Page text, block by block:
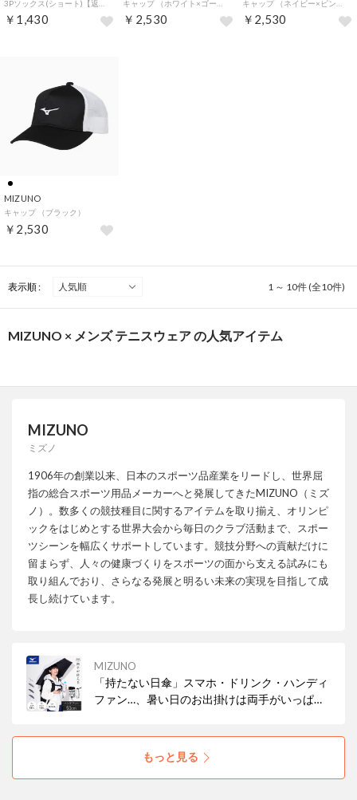
￥1,430 ￥2,530 ￥2,530
MIZUNO
キャップ （ブラック）
￥2,530
表示順 : 1 ～ 10件 (全10件)
MIZUNO × メンズ テニスウェア の人気アイテム
MIZUNO
ミズノ
1906年の創業以来、日本のスポーツ品産業をリードし、世界屈
指の総合スポーツ用品メーカーへと発展してきたMIZUNO（ミズ
ノ）。数多くの競技種目に関するアイテムを取り揃え、オリンピ
ックをはじめとする世界大会から毎日のクラブ活動まで、スポー
ツシーンを幅広くサポートしています。競技分野への貢献だけに
留まらず、人々の健康づくりをスポーツの面から支える試みにも
取り組んでおり、さらなる発展と明るい未来の実現を目指して成
長し続けています。
MIZUNO
「持たない日傘」スマホ・ドリンク・ハンディ
ファン…、暑い日のお出掛けは両手がいっぱ
時、ガーデニングや農作業をする時。両手が塞
がっていても、リュックなど肩ベルトがあれば
面ファスナーで固定できる。新発想の日傘をご
紹介いたします。
もっと見る